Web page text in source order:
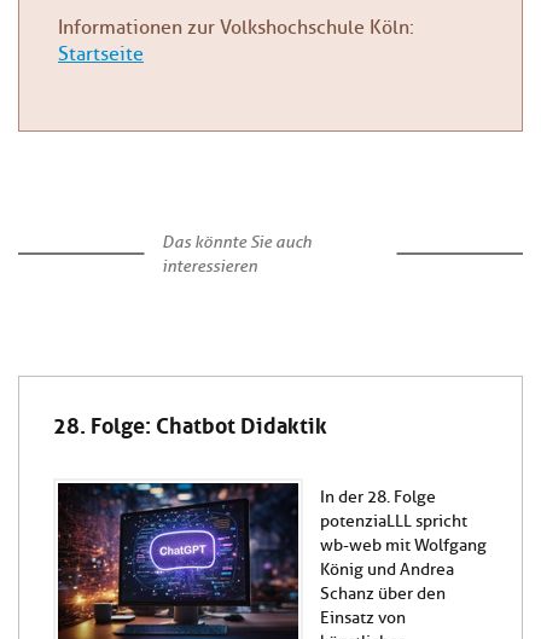
Informationen zur Volkshochschule Köln:
Startseite
Das könnte Sie auch
interessieren
28. Folge: Chatbot Didaktik
In der 28. Folge
potenziaLLL spricht
wb-web mit Wolfgang
König und Andrea
Schanz über den
Einsatz von